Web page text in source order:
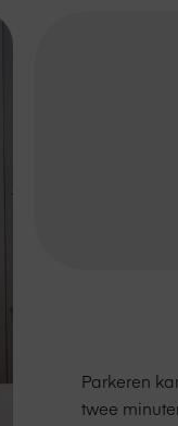
Parkeren
twee